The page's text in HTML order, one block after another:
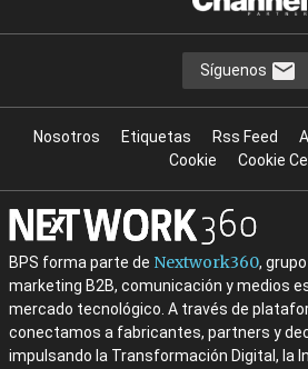
Síguenos
Nosotros Etiquetas Rss Feed
Cookie
Cookie
BPS forma parte de Nextwork360,
marketing B2B, comunicación y medios
mercado tecnológico. A través de
conectamos a fabricantes, partners y
impulsando la Transformación Digital, la